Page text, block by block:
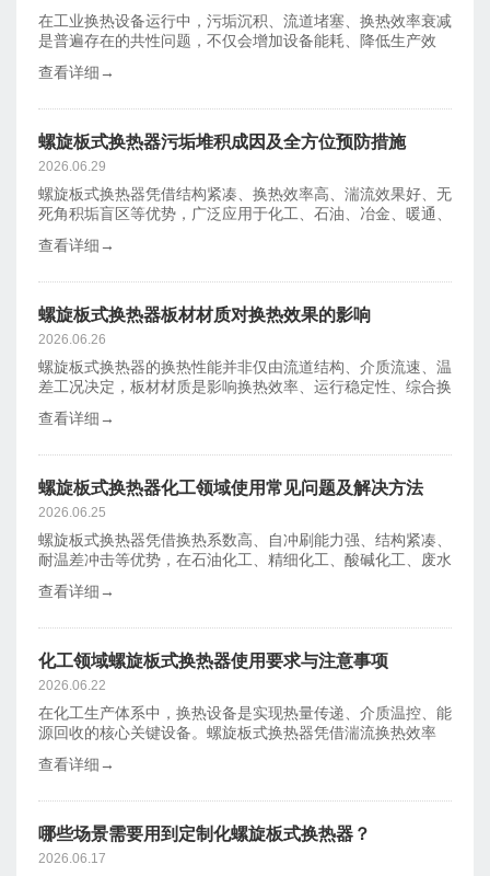
​在工业换热设备运行中，污垢沉积、流道堵塞、换热效率衰减
是普遍存在的共性问题，不仅会增加设备能耗、降低生产效
查看详细→
螺旋板式换热器污垢堆积成因及全方位预防措施
2026.06.29
螺旋板式换热器凭借结构紧凑、换热效率高、湍流效果好、无
死角积垢盲区等优势，广泛应用于化工、石油、冶金、暖通、
查看详细→
螺旋板式换热器板材材质对换热效果的影响
2026.06.26
螺旋板式换热器的换热性能并非仅由流道结构、介质流速、温
差工况决定，板材材质是影响换热效率、运行稳定性、综合换
查看详细→
螺旋板式换热器化工领域使用常见问题及解决方法
2026.06.25
螺旋板式换热器凭借换热系数高、自冲刷能力强、结构紧凑、
耐温差冲击等优势，在石油化工、精细化工、酸碱化工、废水
查看详细→
化工领域螺旋板式换热器使用要求与注意事项
2026.06.22
在化工生产体系中，换热设备是实现热量传递、介质温控、能
源回收的核心关键设备。螺旋板式换热器凭借湍流换热效率
查看详细→
哪些场景需要用到定制化螺旋板式换热器？
2026.06.17